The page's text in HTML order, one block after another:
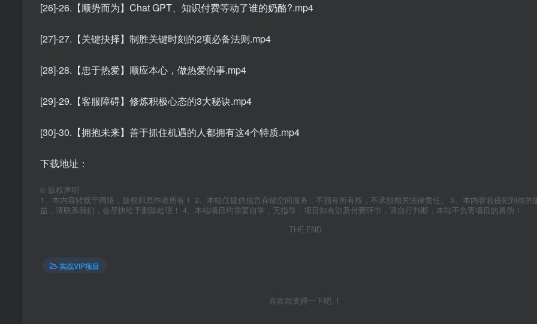
[26]-26.【顺势而为】Chat GPT、知识付费等动了谁的奶酪?.mp4
[27]-27.【关键抉择】制胜关键时刻的2项必备法则.mp4
[28]-28.【忠于热爱】顺应本心，做热爱的事.mp4
[29]-29.【客服障碍】修炼积极心态的3大秘诀.mp4
[30]-30.【拥抱未来】善于抓住机遇的人都拥有这4个特质.mp4
下载地址：
© 版权声明
1、本内容转载于网络，版权归原作者所有！ 2、本站仅提供信息存储空间服务，不拥有所有权，不承担相关法律责任。 3、本内容若侵犯到你的
益，请联系我们，会尽快给予删除处理！ 4、本站项目均需要自学，无指导；项目如有涉及付费环节，请自行判断，本站不负责项目的真伪！
THE END
实战VIP项目
喜欢就支持一下吧 ！